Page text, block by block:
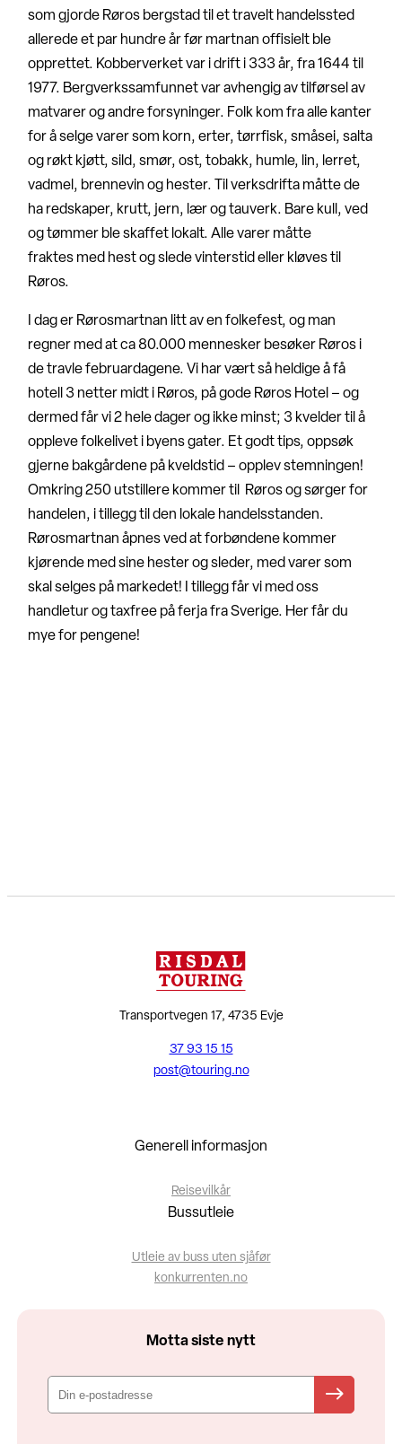
som gjorde Røros bergstad til et travelt handelssted
allerede et par hundre år før martnan offisielt ble
opprettet. Kobberverket var i drift i 333 år, fra 1644 til
1977. Bergverkssamfunnet var avhengig av tilførsel av
matvarer og andre forsyninger. Folk kom fra alle kanter
for å selge varer som korn, erter, tørrfisk, småsei, salta
og røkt kjøtt, sild, smør, ost, tobakk, humle, lin, lerret,
vadmel, brennevin og hester. Til verksdrifta måtte de
ha redskaper, krutt, jern, lær og tauverk. Bare kull, ved
og tømmer ble skaffet lokalt. Alle varer måtte
fraktes med hest og slede vinterstid eller kløves til
Røros.
I dag er Rørosmartnan litt av en folkefest, og man
regner med at ca 80.000 mennesker besøker Røros i
de travle februardagene. Vi har vært så heldige å få
hotell 3 netter midt i Røros, på gode Røros Hotel – og
dermed får vi 2 hele dager og ikke minst; 3 kvelder til å
oppleve folkelivet i byens gater. Et godt tips, oppsøk
gjerne bakgårdene på kveldstid – opplev stemningen!
Omkring 250 utstillere kommer til Røros og sørger for
handelen, i tillegg til den lokale handelsstanden.
Rørosmartnan åpnes ved at forbøndene kommer
kjørende med sine hester og sleder, med varer som
skal selges på markedet! I tillegg får vi med oss
handletur og taxfree på ferja fra Sverige. Her får du
mye for pengene!
Transportvegen 17, 4735 Evje
37 93 15 15
post@touring.no
Generell informasjon
Reisevilkår
Bussutleie
Utleie av buss uten sjåfør
konkurrenten.no
Motta siste nytt